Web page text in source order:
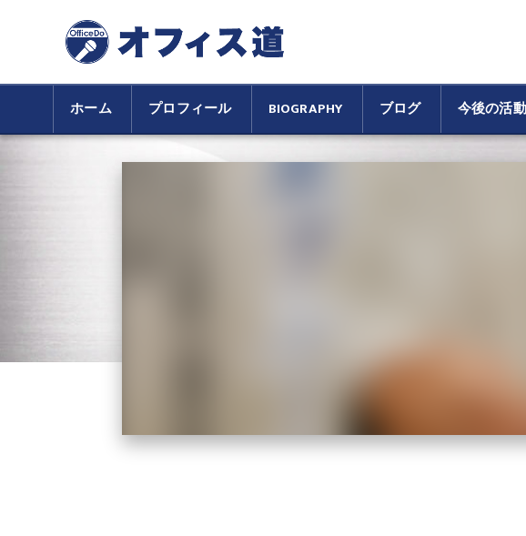
ホーム プロフィール BIOGRAPHY ブログ 今後の活動